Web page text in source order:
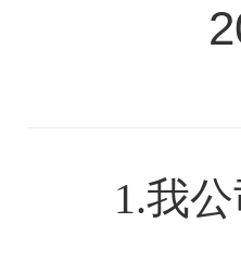
1.我